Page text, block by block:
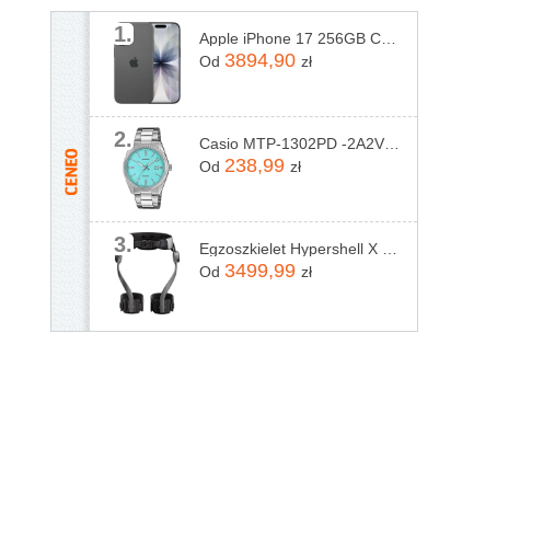
1.
Od 3894,90 zł
2.
Od 238,99 zł
3.
Od 3499,99 zł